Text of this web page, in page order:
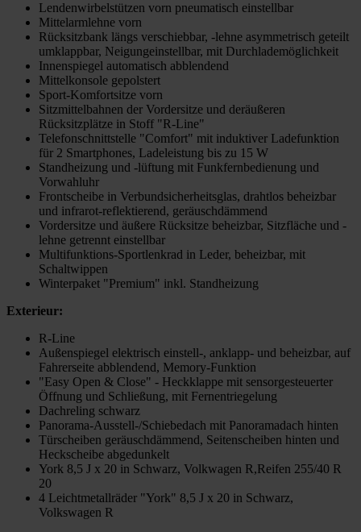
Lendenwirbelstützen vorn pneumatisch einstellbar
Mittelarmlehne vorn
Rücksitzbank längs verschiebbar, -lehne asymmetrisch geteilt
umklappbar, Neigungeinstellbar, mit Durchlademöglichkeit
Innenspiegel automatisch abblendend
Mittelkonsole gepolstert
Sport-Komfortsitze vorn
Sitzmittelbahnen der Vordersitze und deräußeren
Rücksitzplätze in Stoff "R-Line"
Telefonschnittstelle "Comfort" mit induktiver Ladefunktion
für 2 Smartphones, Ladeleistung bis zu 15 W
Standheizung und -lüftung mit Funkfernbedienung und
Vorwahluhr
Frontscheibe in Verbundsicherheitsglas, drahtlos beheizbar
und infrarot-reflektierend, geräuschdämmend
Vordersitze und äußere Rücksitze beheizbar, Sitzfläche und -
lehne getrennt einstellbar
Multifunktions-Sportlenkrad in Leder, beheizbar, mit
Schaltwippen
Winterpaket "Premium" inkl. Standheizung
Exterieur:
R-Line
Außenspiegel elektrisch einstell-, anklapp- und beheizbar, auf
Fahrerseite abblendend, Memory-Funktion
"Easy Open & Close" - Heckklappe mit sensorgesteuerter
Öffnung und Schließung, mit Fernentriegelung
Dachreling schwarz
Panorama-Ausstell-/Schiebedach mit Panoramadach hinten
Türscheiben geräuschdämmend, Seitenscheiben hinten und
Heckscheibe abgedunkelt
York 8,5 J x 20 in Schwarz, Volkwagen R,Reifen 255/40 R
20
4 Leichtmetallräder "York" 8,5 J x 20 in Schwarz,
Volkswagen R